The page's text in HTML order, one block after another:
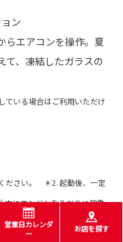
ン
らエアコンを操作。夏
て、凍結したガラスの
ている場合はご利用いただけ
ださい。 ＊2. 起動後、一定
にエンジンをみだりに稼働
のでご注意ください。（ご
営業日カレンダ
ー
お店を探す